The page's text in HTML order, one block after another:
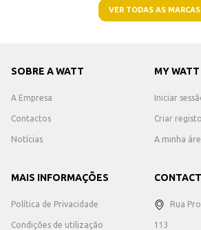
VER TODAS AS MARCAS
SOBRE A WATT
A Empresa
Contactos
Notícias
MY WATT
Iniciar
Criar registo
A minha
MAIS INFORMAÇÕES
Política de Privacidade
Condições de utilização
Rua
113